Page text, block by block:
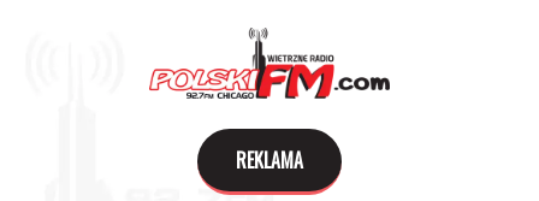
REKLAMA